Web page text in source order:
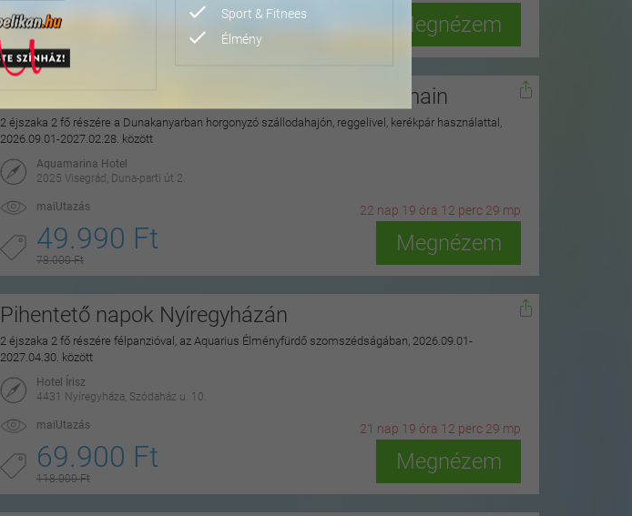
Sport & Fitnees
Élmény
64.800 Ft Megnézem
Hangulatos pihenés a visegrádi Duna hullámain
2 éjszaka 2 fő részére a Dunakanyarban horgonyzó szállodahajón, reggelivel, kerékpár használattal,
2026.09.01-2027.02.28. között
Aquamarina Hotel
2025 Visegrád, Duna-parti út 2.
maiUtazás 22 nap 19 óra 12 perc 28 mp
49.990 Ft
78.000 Ft
Megnézem
Pihentető napok Nyíregyházán
2 éjszaka 2 fő részére félpanzióval, az Aquarius Élményfürdő szomszédságában, 2026.09.01-
2027.04.30. között
Hotel Írisz
4431 Nyíregyháza, Szódaház u. 10.
maiUtazás 21 nap 19 óra 12 perc 28 mp
69.900 Ft
118.000 Ft
Megnézem